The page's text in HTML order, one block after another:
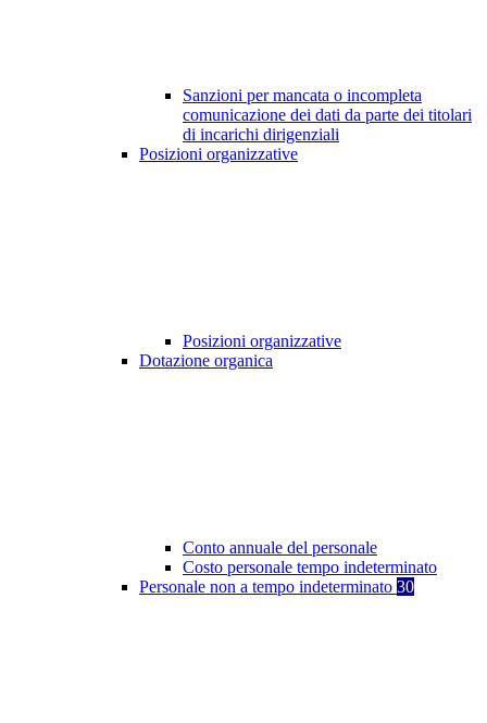
Sanzioni per mancata o incompleta
comunicazione dei dati da parte dei titolari
di incarichi dirigenziali
Posizioni organizzative
Posizioni organizzative
Dotazione organica
Conto annuale del personale
Costo personale tempo indeterminato
Personale non a tempo indeterminato 30